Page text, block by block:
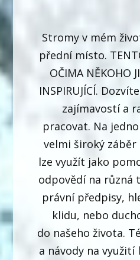
Stromy v mém
přední místo.
OČIMA NĚKOHO
INSPIRUJÍCÍ.
zajímavostí a
pracovat. Na
velmi široký
lze využít jako
odpovědí na různá
právní předpisy,
klidu, nebo
do našeho života.
a návody na